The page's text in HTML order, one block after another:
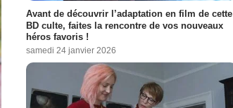
Avant de découvrir l’adaptation en film de cette
BD culte, faites la rencontre de vos nouveaux
héros favoris !
samedi 24 janvier 2026